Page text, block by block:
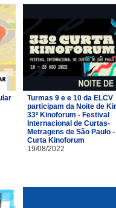
Turmas 9 e e 10 da ELCV
participam da Noite de
33º Kinoforum - Festival
Internacional de Curtas-
Metragens de São Paulo -
Curta Kinoforum
19/08/2022